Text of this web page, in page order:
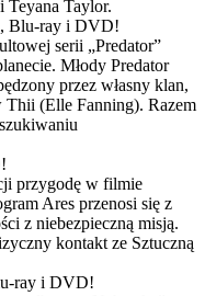
Taylor.
Blu-ray i DVD!
serii „Predator”
Młody Predator
przez własny klan,
Thii (Elle Fanning). Razem
przygodę w filmie
Ares przenosi się z
z niebezpieczną misją.
kontakt ze Sztuczną
ray i DVD!